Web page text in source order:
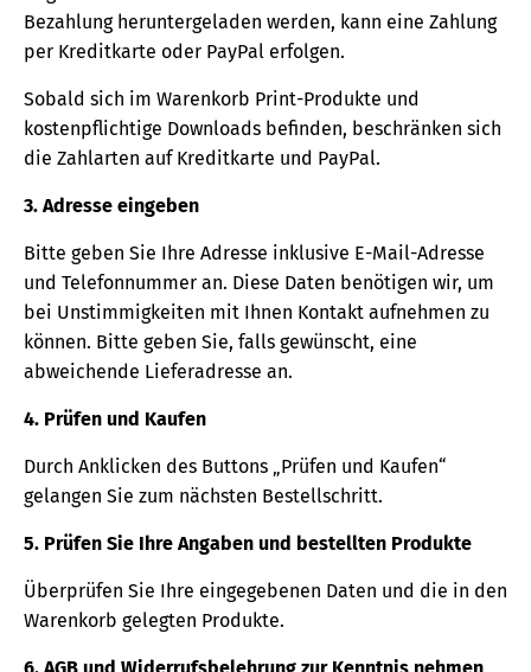
Bezahlung heruntergeladen werden, kann eine Zahlung
per Kreditkarte oder PayPal erfolgen.
Sobald sich im Warenkorb Print-Produkte und
kostenpflichtige Downloads befinden, beschränken sich
die Zahlarten auf Kreditkarte und PayPal.
3. Adresse eingeben
Bitte geben Sie Ihre Adresse inklusive E-Mail-Adresse
und Telefonnummer an. Diese Daten benötigen wir, um
bei Unstimmigkeiten mit Ihnen Kontakt aufnehmen zu
können. Bitte geben Sie, falls gewünscht, eine
abweichende Lieferadresse an.
4. Prüfen und Kaufen
Durch Anklicken des Buttons „Prüfen und Kaufen“
gelangen Sie zum nächsten Bestellschritt.
5. Prüfen Sie Ihre Angaben und bestellten Produkte
Überprüfen Sie Ihre eingegebenen Daten und die in den
Warenkorb gelegten Produkte.